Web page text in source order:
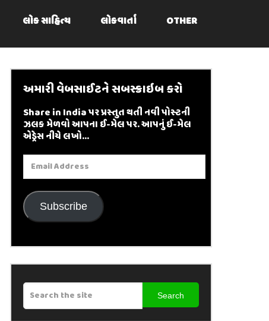
લોક સાહિત્ય લોકવાર્તા OTHER
અમારી વેબસાઈટને સબસ્ક્રાઇબ કરો
Share in India પર પ્રસ્તુત થતી નવી પોસ્ટની
ઝલક મેળવો આપના ઈ-મેલ પર. આપનું ઈ-મેલ
એડ્રેસ નીચે લખો...
Email
Address
Subscribe
Search